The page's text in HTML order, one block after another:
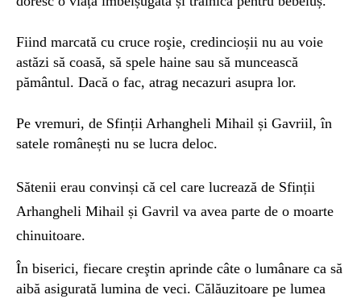
Fiind marcată cu cruce roşie, credincioșii nu au voie
astăzi să coasă, să spele haine sau să muncească
pământul. Dacă o fac, atrag necazuri asupra lor.
Pe vremuri, de Sfinții Arhangheli Mihail și Gavriil, în
satele românești nu se lucra deloc.
Sătenii erau convinși că cel care lucrează de Sfinții
Arhangheli Mihail și Gavril va avea parte de o moarte
chinuitoare.
În biserici, fiecare creştin aprinde câte o lumânare ca să
aibă asigurată lumina de veci. Călăuzitoare pe lumea